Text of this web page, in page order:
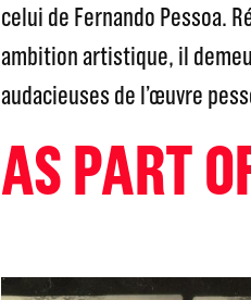
celui de Fernando Pessoa.
ambition artistique, il
audacieuses de l’œuvre
AS PART